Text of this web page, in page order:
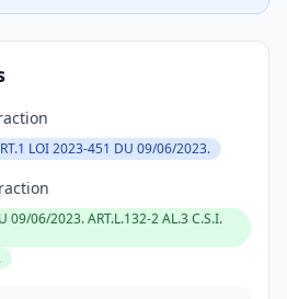
LOI 2023-451 DU 09/06/2023.
09/06/2023. ART.L.132-2 AL.3 C.S.I.